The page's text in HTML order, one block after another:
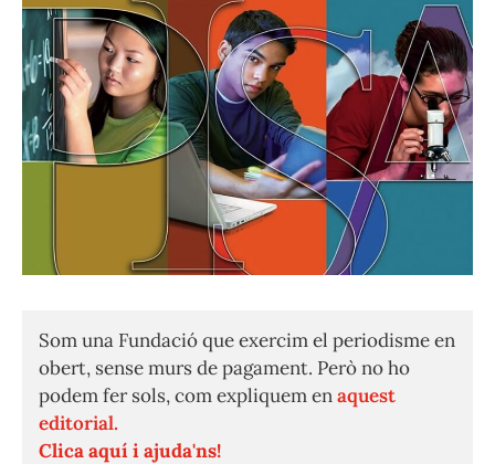
Som una Fundació que exercim el periodisme en
obert, sense murs de pagament. Però no ho
podem fer sols, com expliquem enaquest
editorial.
Clica aquí i ajuda'ns!